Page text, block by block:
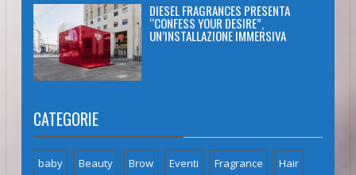
DIESEL FRAGRANCES PRESENTA
“CONFESS YOUR DESIRE”,
UN’INSTALLAZIONE IMMERSIVA
CATEGORIE
baby Beauty Brow Eventi Fragrance Hair